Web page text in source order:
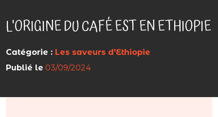
L'ORIGINE DU CAFÉ EST EN ETHIOPIE
Catégorie : Les saveurs d'Ethiopie
Publié le 03/09/2024